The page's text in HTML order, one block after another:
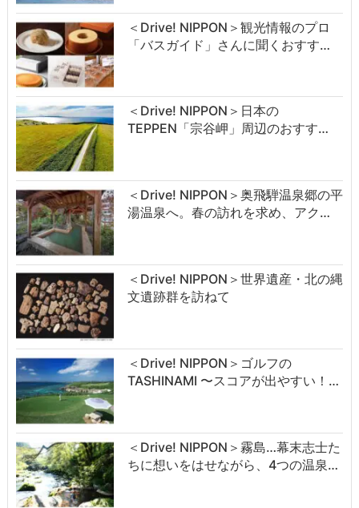
＜Drive! NIPPON＞観光情報のプロ
「バスガイド」さんに聞くおすす…
＜Drive! NIPPON＞日本の
TEPPEN「宗谷岬」周辺のおすす…
＜Drive! NIPPON＞奥飛騨温泉郷の平
湯温泉へ。春の訪れを求め、アク…
＜Drive! NIPPON＞世界遺産・北の縄
文遺跡群を訪ねて
＜Drive! NIPPON＞ゴルフの
TASHINAMI 〜スコアが出やすい！…
＜Drive! NIPPON＞霧島…幕末志士た
ちに想いをはせながら、4つの温泉…